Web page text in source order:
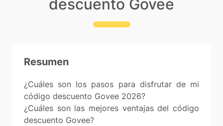
descuento Govee
Resumen
¿Cuáles son los pasos para disfrutar de mi
código descuento Govee 2026?
¿Cuáles son las mejores ventajas del código
descuento Govee?